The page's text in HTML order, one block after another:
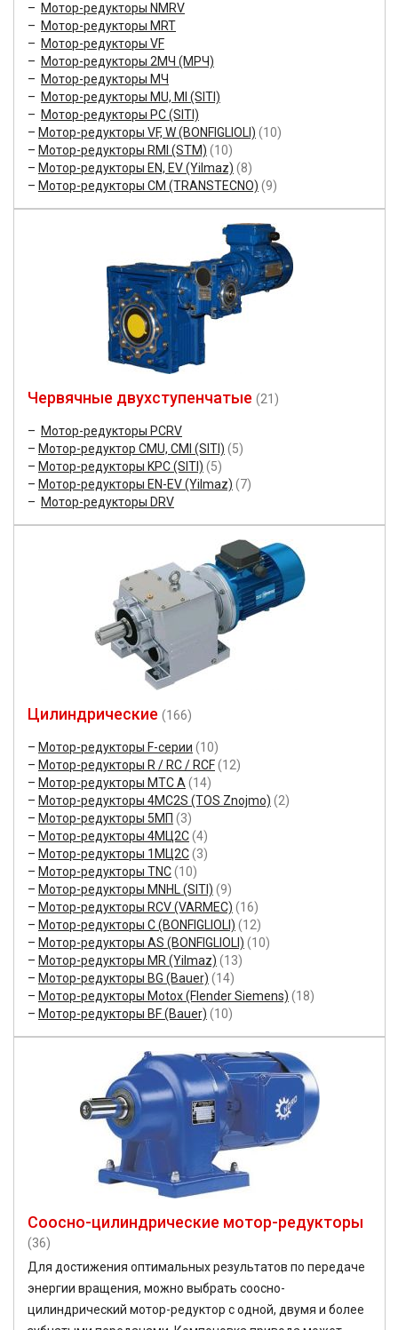
Мотор-редукторы NMRV
Мотор-редукторы MRT
Мотор-редукторы VF
Мотор-редукторы 2МЧ (МРЧ)
Мотор-редукторы МЧ
Мотор-редукторы MU, MI (SITI)
Мотор-редукторы PC (SITI)
Мотор-редукторы VF, W (BONFIGLIOLI) (10)
Мотор-редукторы RMI (STM) (10)
Мотор-редукторы EN, EV (Yilmaz) (8)
Мотор-редукторы CM (TRANSTECNO) (9)
Червячные двухступенчатые (21)
Мотор-редукторы PCRV
Мотор-редуктор CMU, CMI (SITI) (5)
Мотор-редукторы KPC (SITI) (5)
Мотор-редукторы EN-EV (Yilmaz) (7)
Мотор-редукторы DRV
Цилиндрические (166)
Мотор-редукторы F-серии (10)
Мотор-редукторы R / RC / RCF(12)
Мотор-редукторы MTC A (14)
Мотор-редукторы 4MC2S (TOS Znojmo) (2)
Мотор-редукторы 5МП (3)
Мотор-редукторы 4МЦ2С(4)
Мотор-редукторы 1МЦ2С(3)
Мотор-редукторы TNC(10)
Мотор-редукторы MNHL (SITI) (9)
Мотор-редукторы RCV (VARMEC) (16)
Мотор-редукторы C (BONFIGLIOLI) (12)
Мотор-редукторы AS (BONFIGLIOLI) (10)
Мотор-редукторы MR (Yilmaz) (13)
Мотор-редукторы BG (Bauer) (14)
Мотор-редукторы Motox (Flender Siemens) (18)
Мотор-редукторы BF (Bauer) (10)
Соосно-цилиндрические мотор-редукторы
(36)
Для достижения оптимальных результатов по передаче
энергии вращения, можно выбрать соосно-
цилиндрический мотор-редуктор с одной, двумя и более